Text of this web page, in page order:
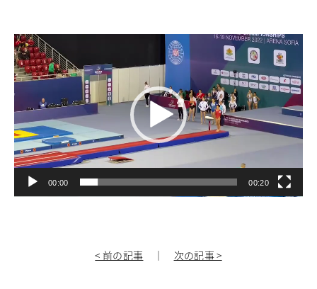
グローバル教育
キャリア教育
進路指導
その他の教育
高校入試関係
制服紹介
スクールライフ
学校説明会・オープンスクール
桜華生の一日
部活動指導者紹介
動
画
プ
ー
00:00 00:20
< 前の記事 ｜ 次の記事 >